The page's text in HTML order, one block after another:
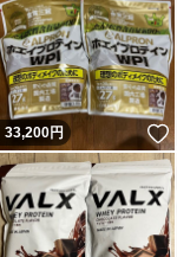
33,200円